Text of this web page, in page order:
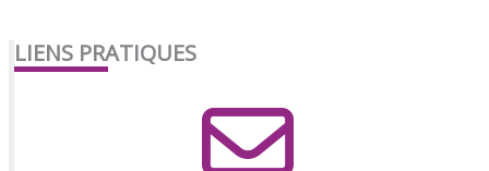
LIENS PRATIQUES